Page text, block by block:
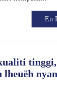
Eu
tinggi,
lheuëh nyan